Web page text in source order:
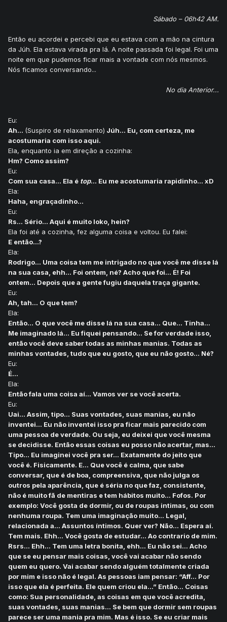
Sábado – 06h42 AM.
Então eu acordei e percebi que eu estava com a mão na cintura
da Júh. Ela estava virada pra lá. A noite passada foi legal. Foi uma
noite em que pudemos ficar mais a vontade com nós mesmos.
Nós ficamos conversando...
No dia Anterior...
Eu:
Ah... (Suspiro de relaxamento) Júh... Eu, com certeza, me
acostumaria com isso aqui.
Ela, enquanto ia em direção a cozinha:
Hm? Como assim?
Eu:
Com sua casa... Ela é top... Eu me acostumaria rapidinho... xD
Ela:
Haha, engraçadinho...
Eu:
Rs... Sério... Aqui é muito loko, hein?
Ela foi até a cozinha, fez alguma coisa e voltou. Eu falei:
E então...?
Ela:
Rodrigo... Uma coisa tem me intrigado no que você me disse lá
na sua casa, ehh... Foi ontem, né? Acho que foi... É! Foi
ontem... Depois que a gente fugiu daquela traça gigante.
Eu:
Ah, tah... O que tem?
Ela:
Então... O que você me disse lá na sua casa... Que... Tinha...
Me imaginado lá... Eu fiquei pensando... Se for verdade isso,
então você deve saber todas as minhas manias. Todas as
minhas vontades, tudo que eu gosto, que eu não gosto... Né?
Eu:
É...
Ela:
Então fala uma coisa aí... Vamos ver se você acerta.
Eu:
Uai... Assim, tipo... Suas vontades, suas manias, eu não
inventei... Eu não inventei isso pra ficar mais parecido com
uma pessoa de verdade. Ou seja, eu deixei que você mesma
se decidisse. Então essas coisas eu posso não acertar, mas...
Tipo... Eu imaginei você pra ser... Exatamente do jeito que
você é. Fisicamente. E... Que você é calma, que sabe
conversar, que é de boa, compreensiva, que não julga os
outros pela aparência, que é séria no que faz, consistente,
não é muito fã de mentiras e tem hábitos muito... Fofos. Por
exemplo: Você gosta de dormir, ou de roupas intimas, ou com
nenhuma roupa. Tem uma imaginação muito... Legal,
relacionada a... Assuntos íntimos. Quer ver? Não... Espera aí.
Tem mais. Ehh... Você gosta de estudar... Ao contrario de mim.
Rsrs... Ehh... Tem uma letra bonita, ehh... Eu não sei... Acho
que se eu pensar mais coisas, você vai acabar não sendo
quem eu quero. Vai acabar sendo alguém totalmente criada
por mim e isso não é legal. As pessoas iam pensar: “Aff... Por
isso que ela é perfeita. Ele quem criou ela...” Então... Coisas
como: Sua personalidade, as coisas em que você acredita,
suas vontades, suas manias... Se bem que dormir sem roupas
parece ser uma mania pra mim. Mas é isso. Se eu criar mais